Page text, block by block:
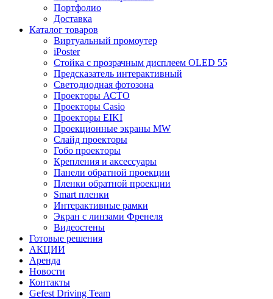
Портфолио
Доставка
Каталог товаров
Виртуальный промоутер
iPoster
Стойка с прозрачным дисплеем OLED 55
Предсказатель интерактивный
Светодиодная фотозона
Проекторы АСТО
Проекторы Casio
Проекторы EIKI
Проекционные экраны MW
Слайд проекторы
Гобо проекторы
Крепления и аксессуары
Панели обратной проекции
Пленки обратной проекции
Smart пленки
Интерактивные рамки
Экран с линзами Френеля
Видеостены
Готовые решения
АКЦИИ
Аренда
Новости
Контакты
Gefest Driving Team